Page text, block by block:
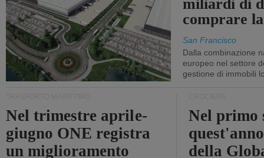
miliardi di
comprare
San Francisco
Dalla combinazione
europeo nel settore
gestione di immobili
Nel trimestre aprile-
giugno ONE registra
un miglioramento
Nel primo
della